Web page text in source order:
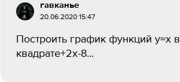
гавканье
20.06.2020 15:47
Построить график функций у=х в
квадрате+2х-8...